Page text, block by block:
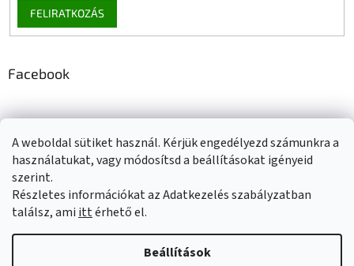
A weboldal sütiket használ. Kérjük engedélyezd számunkra a
használatukat, vagy módosítsd a beállításokat igényeid
szerint.
Részletes információkat az Adatkezelés szabályzatban
találsz, ami ittérhető el.
Beállítások
FELIRATKOZÁS
Facebook
Adatkezelési tájékoztató Elérhetőségeink Impresszum
Üzleti feltételek (ÁSZF) Jótállási tájékoztató
Shoptet készítette